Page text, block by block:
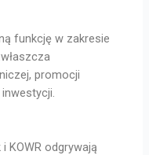
funkcję w zakresie
promocji
KOWR odgrywają